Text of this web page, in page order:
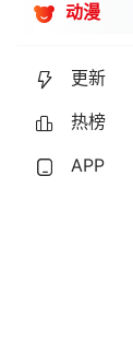
动漫
更新
热榜
APP